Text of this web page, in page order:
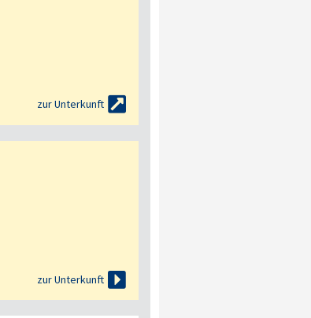
zur Unterkunft 
zur Unterkunft 